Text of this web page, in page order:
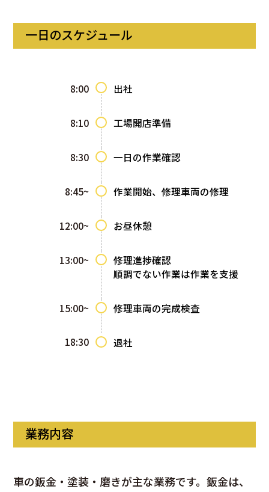
一日のスケジュール
8:00 出社
8:10 工場開店準備
8:30 一日の作業確認
8:45~ 作業開始、修理車両の修理
12:00~ お昼休憩
13:00~
修理進捗確認
順調でない作業は作業を支援
15:00~ 修理車両の完成検査
18:30 退社
業務内容
車の鈑金・塗装・磨きが主な業務です。鈑金は、